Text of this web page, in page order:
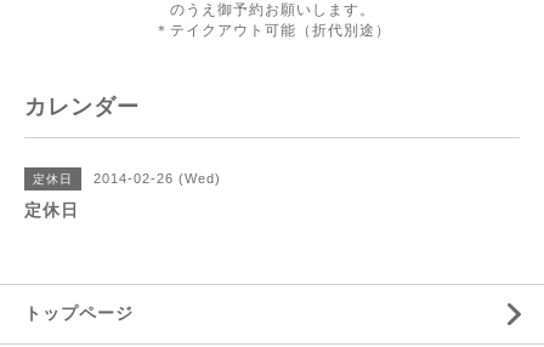
のうえ御予約お願いします。
＊テイクアウト可能（折代別途）
カレンダー
定休日 2014-02-26 (Wed)
定休日
トップページ